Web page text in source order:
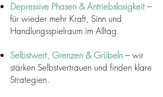
Depressive Phasen & Antriebslosigkeit –
für wieder mehr Kraft, Sinn und
Handlungsspielraum im Alltag.
Selbstwert, Grenzen & Grübeln – wir
stärken Selbstvertrauen und finden klare
Strategien.